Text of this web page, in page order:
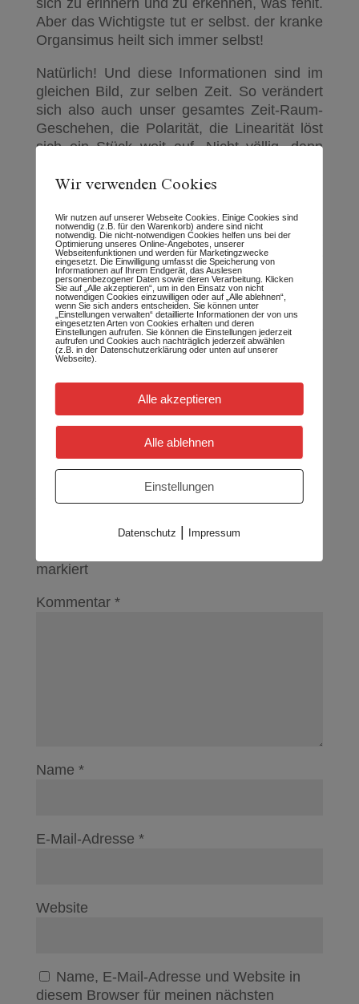
Aber das Wichtigste tut er selbst. der kranke
Organsimus heilt sich immer selbst!
Natürlich! Und diese Informationen sind im
gleichen Bild, zur selben Zeit. So verändert
sich also auch unser gesamtes Zeit-Raum-
Geschehen, die Polarität, die Linearität löst
sich ein Stück weit auf. Nicht völlig, dann
Auch das gehört zur menschlichen
Und so beobachte ich meine Klienten, sowie
meine eigenen Themen und stelle fest, ja, es
geht immer schneller! Kaum frage ich -
schon ist die fehlende Information da. Wie
sollte es auch anders sein? Das Bild ist
immer als Ganzes dagewesen. Probier es
aus. Ich freu mich über deine Erfahrungen!
Kommentar Schreiben
Deine E-Mail-Adresse wird nicht
markiert
Kommentar *
Name *
E-Mail-Adresse *
Website
Name, E-Mail-Adresse und Website in
diesem Browser für meinen nächsten
Wir verwenden Cookies
Wir nutzen auf unserer Webseite Cookies. Einige Cookies sind
notwendig (z.B. für den Warenkorb) andere sind nicht
notwendig. Die nicht-notwendigen Cookies helfen uns bei der
Optimierung unseres Online-Angebotes, unserer
Webseitenfunktionen und werden für Marketingzwecke
eingesetzt. Die Einwilligung umfasst die Speicherung von
Informationen auf Ihrem Endgerät, das Auslesen
personenbezogener Daten sowie deren Verarbeitung. Klicken
Sie auf „Alle akzeptieren“, um in den Einsatz von nicht
notwendigen Cookies einzuwilligen oder auf „Alle ablehnen“,
wenn Sie sich anders entscheiden. Sie können unter
„Einstellungen verwalten“ detaillierte Informationen der von uns
eingesetzten Arten von Cookies erhalten und deren
Einstellungen aufrufen. Sie können die Einstellungen jederzeit
aufrufen und Cookies auch nachträglich jederzeit abwählen
(z.B. in der Datenschutzerklärung oder unten auf unserer
Webseite).
Alle akzeptieren
Alle ablehnen
Einstellungen
Datenschutz | Impressum